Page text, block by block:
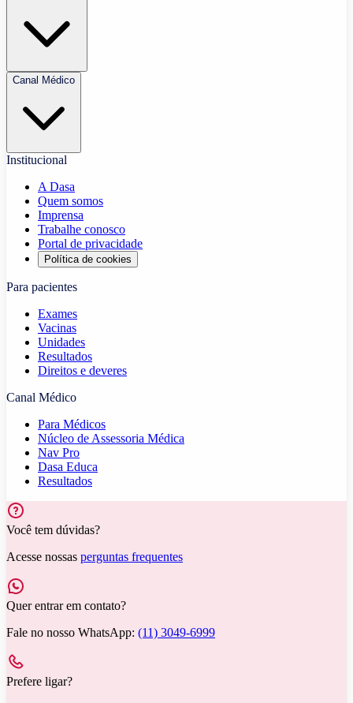
Canal Médico
Institucional
A Dasa
Quem somos
Imprensa
Trabalhe conosco
Portal de privacidade
Política de cookies
Para pacientes
Exames
Vacinas
Unidades
Resultados
Direitos e deveres
Canal Médico
Para Médicos
Núcleo de Assessoria Médica
Nav Pro
Dasa Educa
Resultados
Você tem dúvidas?
Acesse nossas perguntas frequentes
Quer entrar em contato?
Fale no nosso WhatsApp: (11) 3049-6999
Prefere ligar?